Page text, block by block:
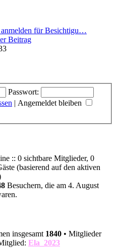
anmelden für Besichtigu…
Beitrag
Passwort:
| Angemeldet bleiben
:: 0 sichtbare Mitglieder, 0
(basierend auf den aktiven
Besuchern, die am 4. August
insgesamt 1840 • Mitglieder
Ela_2023